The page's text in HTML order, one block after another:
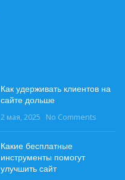
Как удерживать клиентов на
сайте дольше
2 мая, 2025 No Comments
Какие бесплатные
инструменты помогут
улучшить сайт